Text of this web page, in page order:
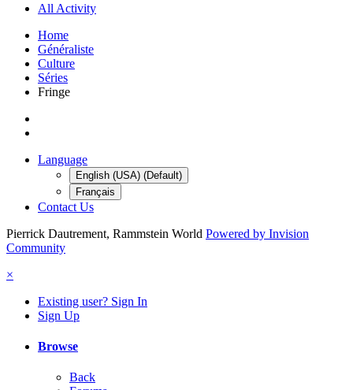
All Activity
Home
Généraliste
Culture
Séries
Fringe
Language
English (USA) (Default)
Français
Contact Us
Pierrick Dautrement, Rammstein World Powered by Invision
Community
×
Existing user? Sign In
Sign Up
Browse
Back